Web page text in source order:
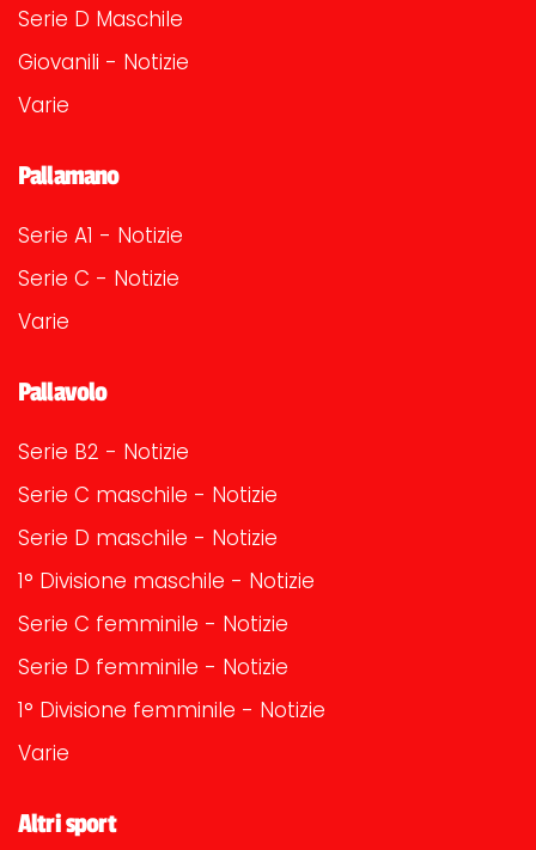
Serie D Maschile
Giovanili - Notizie
Varie
Pallamano
Serie A1 - Notizie
Serie C - Notizie
Varie
Pallavolo
Serie B2 - Notizie
Serie C maschile - Notizie
Serie D maschile - Notizie
1° Divisione maschile - Notizie
Serie C femminile - Notizie
Serie D femminile - Notizie
1° Divisione femminile - Notizie
Varie
Altri sport